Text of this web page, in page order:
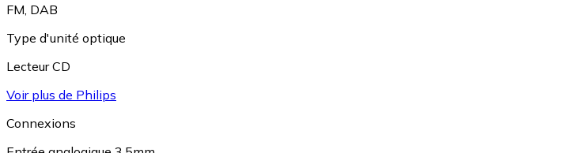
FM DAB
Type d'unité optique
Lecteur CD
Voir plus de Philips
Connexions